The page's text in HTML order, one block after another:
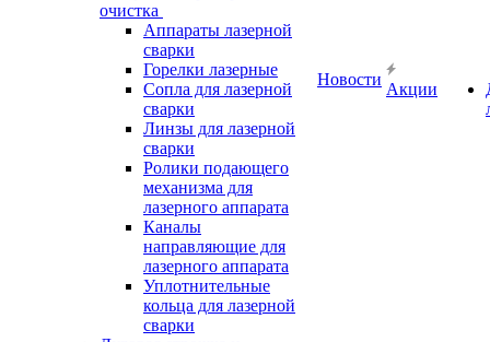
очистка
Аппараты лазерной
сварки
Горелки лазерные
Сопла для лазерной
сварки
Линзы для лазерной
сварки
Ролики подающего
механизма для
лазерного аппарата
Каналы
направляющие для
лазерного аппарата
Уплотнительные
кольца для лазерной
сварки
Новости
Акции